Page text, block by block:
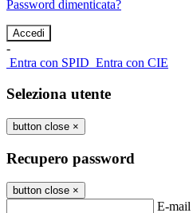
Password dimenticata?
-
Entra con SPID Entra con CIE
Seleziona utente
button close ×
Recupero password
button close ×
E-mail